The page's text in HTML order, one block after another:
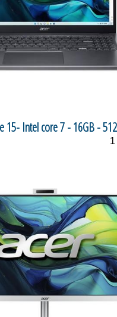
15- Intel core 7 - 16GB -